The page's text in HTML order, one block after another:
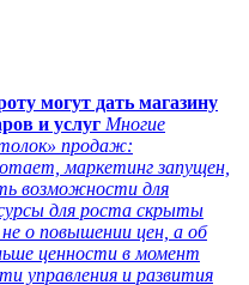
могут дать магазину
и услуг Многие
продаж:
маркетинг запущен,
возможности для
для роста скрыты
о повышении цен, а об
ценности в момент
управления и развития